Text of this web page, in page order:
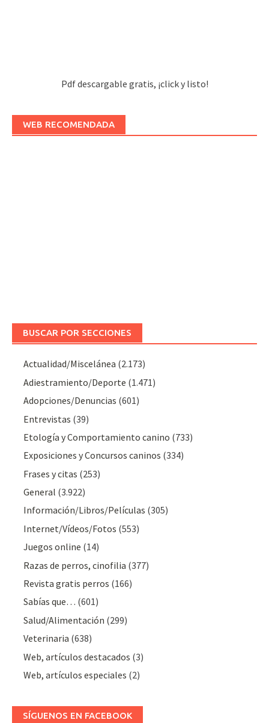
Pdf descargable gratis, ¡click y listo!
WEB RECOMENDADA
BUSCAR POR SECCIONES
Actualidad/Miscelánea (2.173)
Adiestramiento/Deporte (1.471)
Adopciones/Denuncias (601)
Entrevistas (39)
Etología y Comportamiento canino (733)
Exposiciones y Concursos caninos (334)
Frases y citas (253)
General (3.922)
Información/Libros/Películas (305)
Internet/Vídeos/Fotos (553)
Juegos online (14)
Razas de perros, cinofilia (377)
Revista gratis perros (166)
Sabías que… (601)
Salud/Alimentación (299)
Veterinaria (638)
Web, artículos destacados (3)
Web, artículos especiales (2)
SÍGUENOS EN FACEBOOK